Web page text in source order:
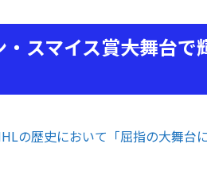
スマイス賞――大舞台
の歴史において「屈指の大舞台